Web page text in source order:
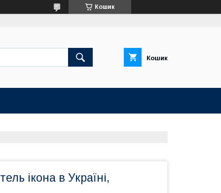
Кошик
Кошик
ікона в Україні,